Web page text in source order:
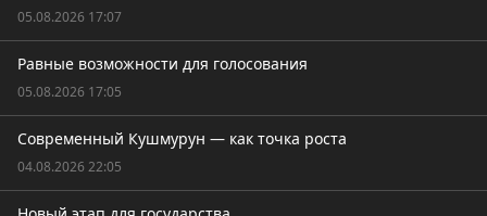
05.08.2026 17:07
Равные возможности для голосования
05.08.2026 17:05
Современный Кушмурун — как точка роста
04.08.2026 22:05